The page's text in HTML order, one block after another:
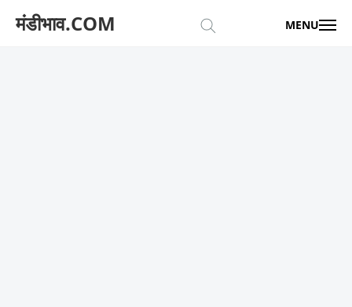
मंडीभाव.COM MENU